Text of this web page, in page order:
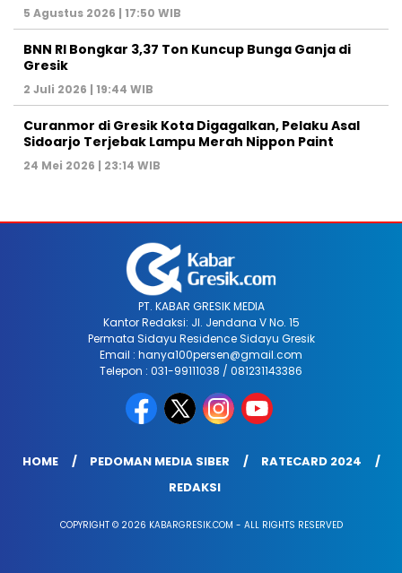
5 Agustus 2026 | 17:50 WIB
BNN RI Bongkar 3,37 Ton Kuncup Bunga Ganja di
Gresik
2 Juli 2026 | 19:44 WIB
Curanmor di Gresik Kota Digagalkan, Pelaku Asal
Sidoarjo Terjebak Lampu Merah Nippon Paint
24 Mei 2026 | 23:14 WIB
PT. KABAR GRESIK MEDIA
Kantor Redaksi: Jl. Jendana V No. 15
Permata Sidayu Residence Sidayu Gresik
Email : hanya100persen@gmail.com
Telepon : 031-99111038 / 081231143386
HOME PEDOMAN MEDIA SIBER
RATECARD 2024
REDAKSI
COPYRIGHT © 2026 KABARGRESIK.COM - ALL RIGHTS RESERVED